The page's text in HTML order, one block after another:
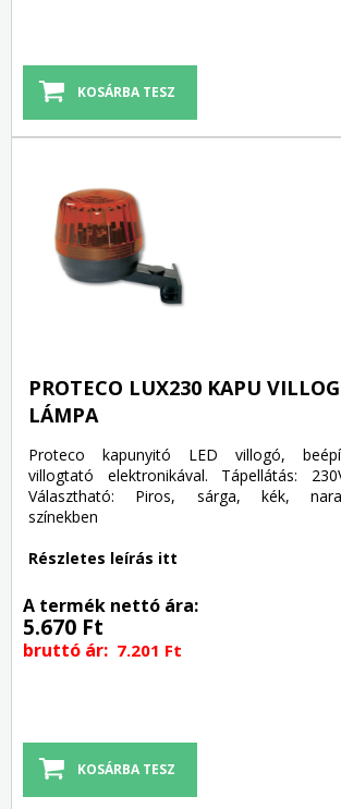
PROTECO LUX230 KAPU
LÁMPA
Proteco kapunyitó LED villogó,
villogtató elektronikával. Tápellátás:
Választható: Piros, sárga, kék,
színekben
Részletes leírás itt
A termék nettó ára:
5.670 Ft
bruttó ár: 7.201 Ft